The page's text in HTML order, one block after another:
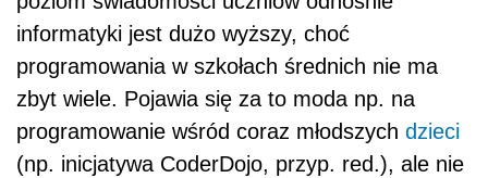
informatyki jest dużo wyższy, choć
programowania w szkołach średnich nie ma
zbyt wiele. Pojawia się za to moda np. na
programowanie wśród coraz młodszych dzieci
(np. inicjatywa CoderDojo, przyp. red.), ale nie